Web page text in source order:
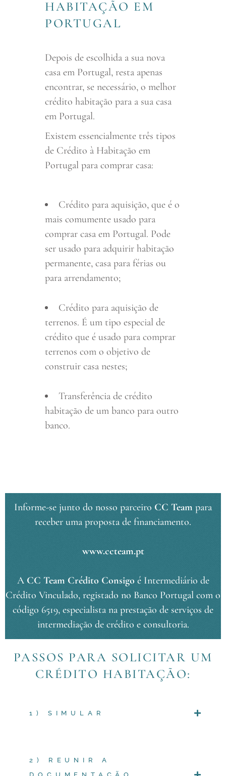
HABITAÇÃO EM
PORTUGAL
Depois de escolhida a sua nova
casa em Portugal, resta apenas
encontrar, se necessário, o melhor
crédito habitação para a sua casa
em Portugal.
Existem essencialmente três tipos
de Crédito à Habitação em
Portugal para comprar casa:
Crédito para aquisição, que é o
mais comumente usado para
comprar casa em Portugal. Pode
ser usado para adquirir habitação
permanente, casa para férias ou
para arrendamento;
Crédito para aquisição de
terrenos. É um tipo especial de
crédito que é usado para comprar
terrenos com o objetivo de
construir casa nestes;
Transferência de crédito
habitação de um banco para outro
banco.
Informe-se junto do nosso parceiro CC Team para
receber uma proposta de financiamento.
www.ccteam.pt
A CC Team Crédito Consigoé Intermediário de
Crédito Vinculado, registado no Banco Portugal com o
código 6519, especialista na prestação de serviços de
intermediação de crédito e consultoria.
PASSOS PARA SOLICITAR UM
CRÉDITO HABITAÇÃO:
1) SIMULAR
2) REUNIR A